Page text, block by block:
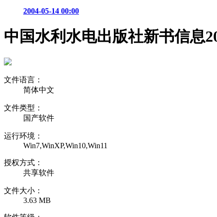
2004-05-14 00:00
中国水利水电出版社新书信息
文件语言：
简体中文
文件类型：
国产软件
运行环境：
Win7,WinXP,Win10,Win11
授权方式：
共享软件
文件大小：
3.63 MB